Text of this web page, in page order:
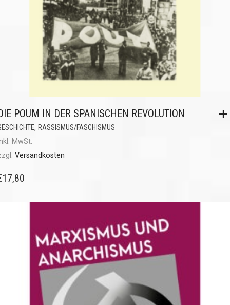
POUM IN DER SPANISCHEN REVOLUTION
, RASSISMUS/FASCHISMUS
MwSt.
Versandkosten
17,80